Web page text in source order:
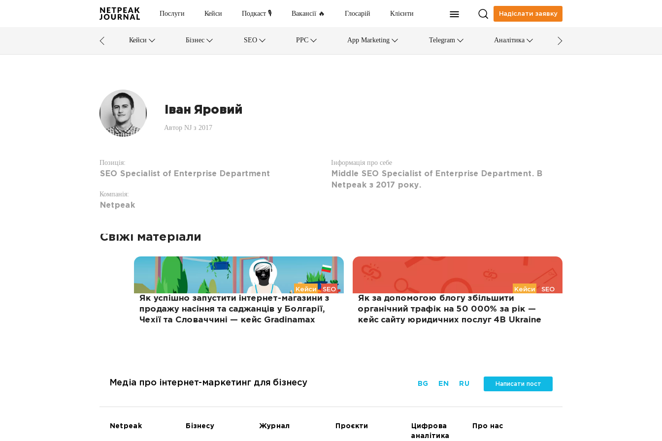
Послуги Кейси Подкаст 🎙 Вакансії 🔥 Глосарій Клієнти Надіслати заявку
Кейси Бізнес SEO PPC App Marketing Telegram Аналітика
Іван Яровий
Автор NJ з 2017
Позиція:
SEO Specialist of Enterprise Department
Компанія:
Netpeak
Інформація про себе
Middle SEO Specialist of Enterprise Department. В
Netpeak з 2017 року.
Свіжі матеріали
Кейси SEO
Як успішно запустити інтернет-магазини з
продажу насіння та саджанців у Болгарії,
Чехії та Словаччині — кейс Gradinamax
Кейси SEO
Як за допомогою блогу збільшити
органічний трафік на 50 000% за рік —
кейс сайту юридичних послуг 4B Ukraine
Медіа про інтернет-маркетинг для бізнесу BG EN RU Написати пост
Netpeak Бізнесу Журнал Проєкти
Цифрова
аналітика
Про нас